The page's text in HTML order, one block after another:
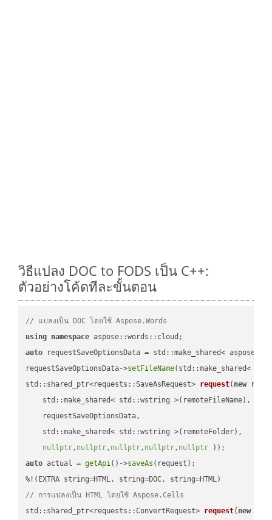
วิธีแปลง DOC to FODS เป็น C++:
ตัวอย่างโค้ดทีละขั้นตอน
// แปลงเป็น DOC โดยใช้ Aspose.Words
using namespace
auto requestSaveOptionsData = std::make_shared<
requestSaveOptionsData->setFileName(std::make_shared<
std::shared_ptr<requests::SaveAsRequest> request( new
    std::make_shared< std::wstring >(remoteFileName),
    requestSaveOptionsData,
    std::make_shared< std::wstring >(remoteFolder),
nullptr, nullptr, nullptr, nullptr, nullptr ))
auto actual = getApi()->saveAs (request);
// การแปลงเป็น HTML โดยใช้ Aspose.Cells
std::shared_ptr<requests::ConvertRequest> request( new